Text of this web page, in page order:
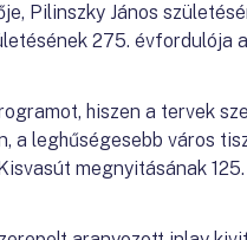
Pilinszky János
275. évfordulója
hiszen a tervek
a leghűségesebb város
megnyitásának